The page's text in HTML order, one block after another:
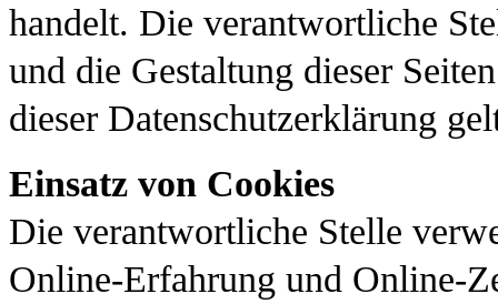
handelt. Die verantwortliche
und die Gestaltung dieser
dieser Datenschutzerklärung
Einsatz von Cookies
Die verantwortliche Stelle
Online-Erfahrung und Online-